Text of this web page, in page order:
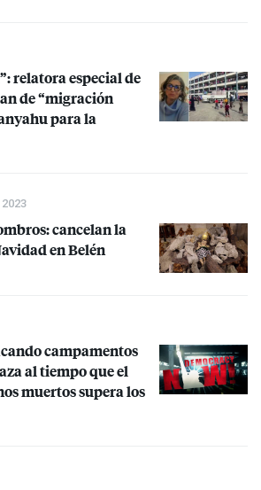
relatora especial de
de “migración
para la
cancelan la
en Belén
campamentos
al tiempo que el
muertos supera los